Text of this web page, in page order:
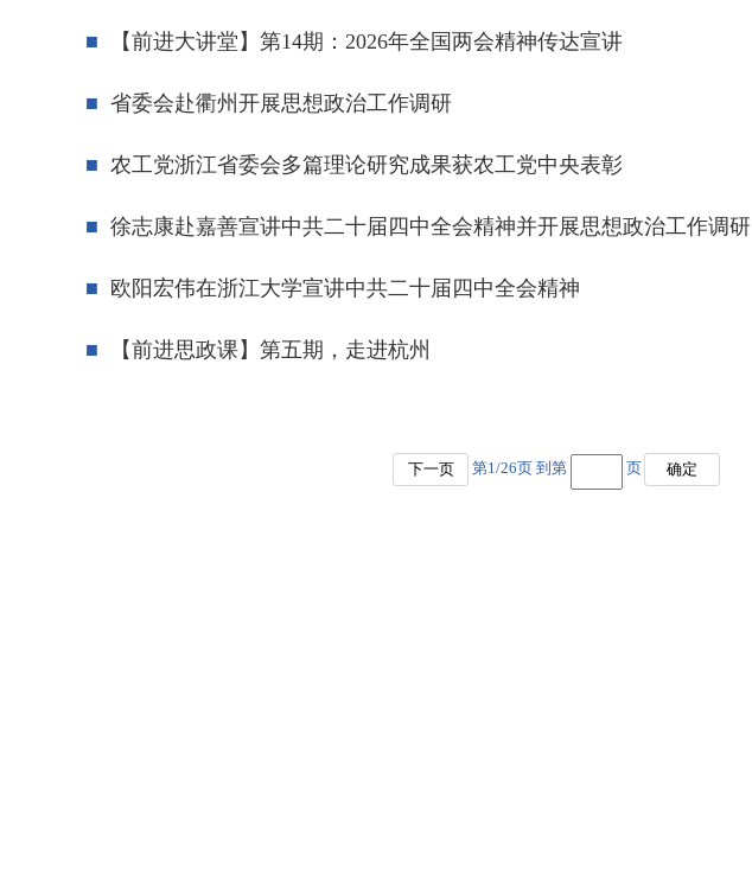
【前进大讲堂】第14期：2026年全国两会精神传达宣讲
省委会赴衢州开展思想政治工作调研
农工党浙江省委会多篇理论研究成果获农工党中央表彰
徐志康赴嘉善宣讲中共二十届四中全会精神并开展思想政治工作调研
欧阳宏伟在浙江大学宣讲中共二十届四中全会精神
【前进思政课】第五期，走进杭州
下一页 第1/26页 到第 页 确定